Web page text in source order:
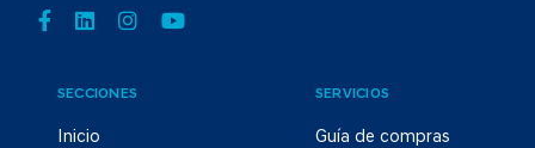
SECCIONES
Inicio
SERVICIOS
Guía de compras